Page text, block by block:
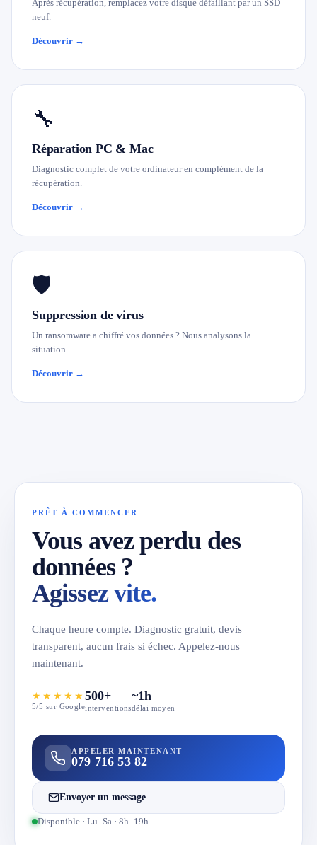
Après récupération, remplacez votre disque défaillant par un SSD
neuf.
Découvrir →
🔧
Réparation PC & Mac
Diagnostic complet de votre ordinateur en complément de la
récupération.
Découvrir →
🛡️
Suppression de virus
Un ransomware a chiffré vos données ? Nous analysons la
situation.
Découvrir →
PRÊT À COMMENCER
Vous avez perdu des
données ?
Agissez vite.
Chaque heure compte. Diagnostic gratuit, devis
transparent, aucun frais si échec. Appelez-nous
maintenant.
★★★★★
5/5 sur Google
500+
interventions
~1h
délai moyen
APPELER MAINTENANT
079 716 53 82
Envoyer un message
Disponible · Lu–Sa · 8h–19h